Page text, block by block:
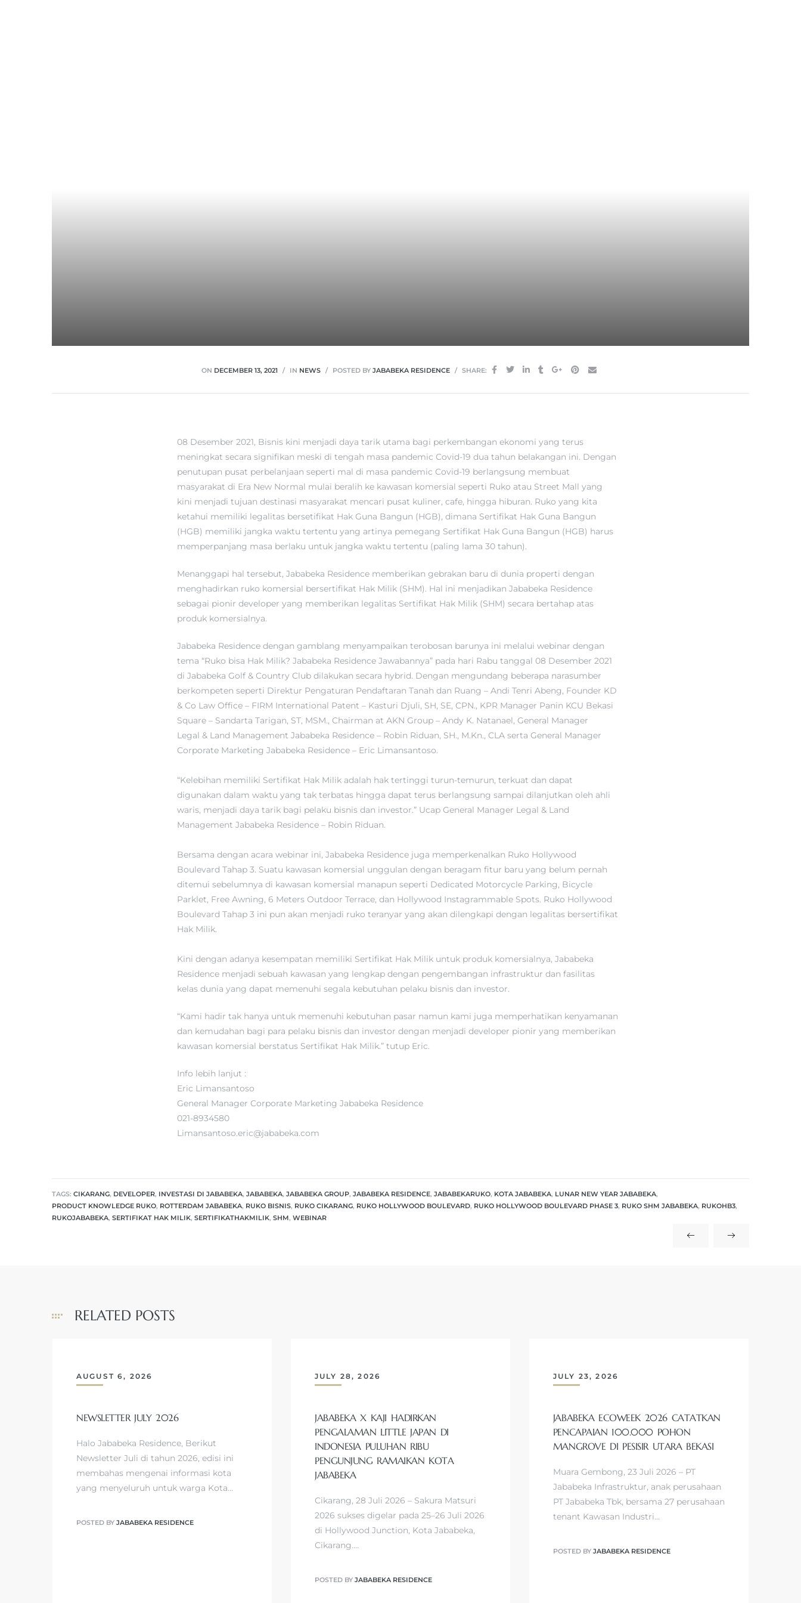
ON DECEMBER 13, 2021 IN NEWS POSTED BY JABABEKA RESIDENCE SHARE:
08 Desember 2021, Bisnis kini menjadi daya tarik utama bagi perkembangan ekonomi yang terus
meningkat secara signifikan meski di tengah masa pandemic Covid-19 dua tahun belakangan ini. Dengan
penutupan pusat perbelanjaan seperti mal di masa pandemic Covid-19 berlangsung membuat
masyarakat di Era New Normal mulai beralih ke kawasan komersial seperti Ruko atau Street Mall yang
kini menjadi tujuan destinasi masyarakat mencari pusat kuliner, cafe, hingga hiburan. Ruko yang kita
ketahui memiliki legalitas bersetifikat Hak Guna Bangun (HGB), dimana Sertifikat Hak Guna Bangun
(HGB) memiliki jangka waktu tertentu yang artinya pemegang Sertifikat Hak Guna Bangun (HGB) harus
memperpanjang masa berlaku untuk jangka waktu tertentu (paling lama 30 tahun).
Menanggapi hal tersebut, Jababeka Residence memberikan gebrakan baru di dunia properti dengan
menghadirkan ruko komersial bersertifikat Hak Milik (SHM). Hal ini menjadikan Jababeka Residence
sebagai pionir developer yang memberikan legalitas Sertifikat Hak Milik (SHM) secara bertahap atas
produk komersialnya.
Jababeka Residence dengan gamblang menyampaikan terobosan barunya ini melalui webinar dengan
tema “Ruko bisa Hak Milik? Jababeka Residence Jawabannya” pada hari Rabu tanggal 08 Desember 2021
di Jababeka Golf & Country Club dilakukan secara hybrid. Dengan mengundang beberapa narasumber
berkompeten seperti Direktur Pengaturan Pendaftaran Tanah dan Ruang – Andi Tenri Abeng, Founder KD
& Co Law Office – FIRM International Patent – Kasturi Djuli, SH, SE, CPN., KPR Manager Panin KCU Bekasi
Square – Sandarta Tarigan, ST, MSM., Chairman at AKN Group – Andy K. Natanael, General Manager
Legal & Land Management Jababeka Residence – Robin Riduan, SH., M.Kn., CLA serta General Manager
Corporate Marketing Jababeka Residence – Eric Limansantoso.
“Kelebihan memiliki Sertifikat Hak Milik adalah hak tertinggi turun-temurun, terkuat dan dapat
digunakan dalam waktu yang tak terbatas hingga dapat terus berlangsung sampai dilanjutkan oleh ahli
waris, menjadi daya tarik bagi pelaku bisnis dan investor.” Ucap General Manager Legal & Land
Management Jababeka Residence – Robin Riduan.
Bersama dengan acara webinar ini, Jababeka Residence juga memperkenalkan Ruko Hollywood
Boulevard Tahap 3. Suatu kawasan komersial unggulan dengan beragam fitur baru yang belum pernah
ditemui sebelumnya di kawasan komersial manapun seperti Dedicated Motorcycle Parking, Bicycle
Parklet, Free Awning, 6 Meters Outdoor Terrace, dan Hollywood Instagrammable Spots. Ruko Hollywood
Boulevard Tahap 3 ini pun akan menjadi ruko teranyar yang akan dilengkapi dengan legalitas bersertifikat
Hak Milik.
Kini dengan adanya kesempatan memiliki Sertifikat Hak Milik untuk produk komersialnya, Jababeka
Residence menjadi sebuah kawasan yang lengkap dengan pengembangan infrastruktur dan fasilitas
kelas dunia yang dapat memenuhi segala kebutuhan pelaku bisnis dan investor.
“Kami hadir tak hanya untuk memenuhi kebutuhan pasar namun kami juga memperhatikan kenyamanan
dan kemudahan bagi para pelaku bisnis dan investor dengan menjadi developer pionir yang memberikan
kawasan komersial berstatus Sertifikat Hak Milik.” tutup Eric.
Info lebih lanjut :
Eric Limansantoso
General Manager Corporate Marketing Jababeka Residence
021-8934580
Limansantoso.eric@jababeka.com
TAGS: CIKARANG, DEVELOPER, INVESTASI DI JABABEKA, JABABEKA, JABABEKA GROUP, JABABEKA RESIDENCE, JABABEKARUKO, KOTA JABABEKA, LUNAR NEW YEAR JABABEKA,
PRODUCT KNOWLEDGE RUKO, ROTTERDAM JABABEKA, RUKO BISNIS, RUKO CIKARANG, RUKO HOLLYWOOD BOULEVARD, RUKO HOLLYWOOD BOULEVARD PHASE 3, RUKO SHM JABABEKA, RUKOHB3,
RUKOJABABEKA, SERTIFIKAT HAK MILIK, SERTIFIKATHAKMILIK, SHM, WEBINAR
RELATED POSTS
AUGUST 6, 2026
NEWSLETTER JULY 2026
Halo Jababeka Residence, Berikut
Newsletter Juli di tahun 2026, edisi ini
membahas mengenai informasi kota
yang menyeluruh untuk warga Kota…
POSTED BY JABABEKA RESIDENCE
JULY 28, 2026
JABABEKA X KAJI HADIRKAN
PENGALAMAN LITTLE JAPAN DI
INDONESIA PULUHAN RIBU
PENGUNJUNG RAMAIKAN KOTA
JABABEKA
Cikarang, 28 Juli 2026 – Sakura Matsuri
2026 sukses digelar pada 25–26 Juli 2026
di Hollywood Junction, Kota Jababeka,
Cikarang.…
POSTED BY JABABEKA RESIDENCE
JULY 23, 2026
JABABEKA ECOWEEK 2026 CATATKAN
PENCAPAIAN 100.000 POHON
MANGROVE DI PESISIR UTARA BEKASI
Muara Gembong, 23 Juli 2026 – PT
Jababeka Infrastruktur, anak perusahaan
PT Jababeka Tbk, bersama 27 perusahaan
tenant Kawasan Industri…
POSTED BY JABABEKA RESIDENCE